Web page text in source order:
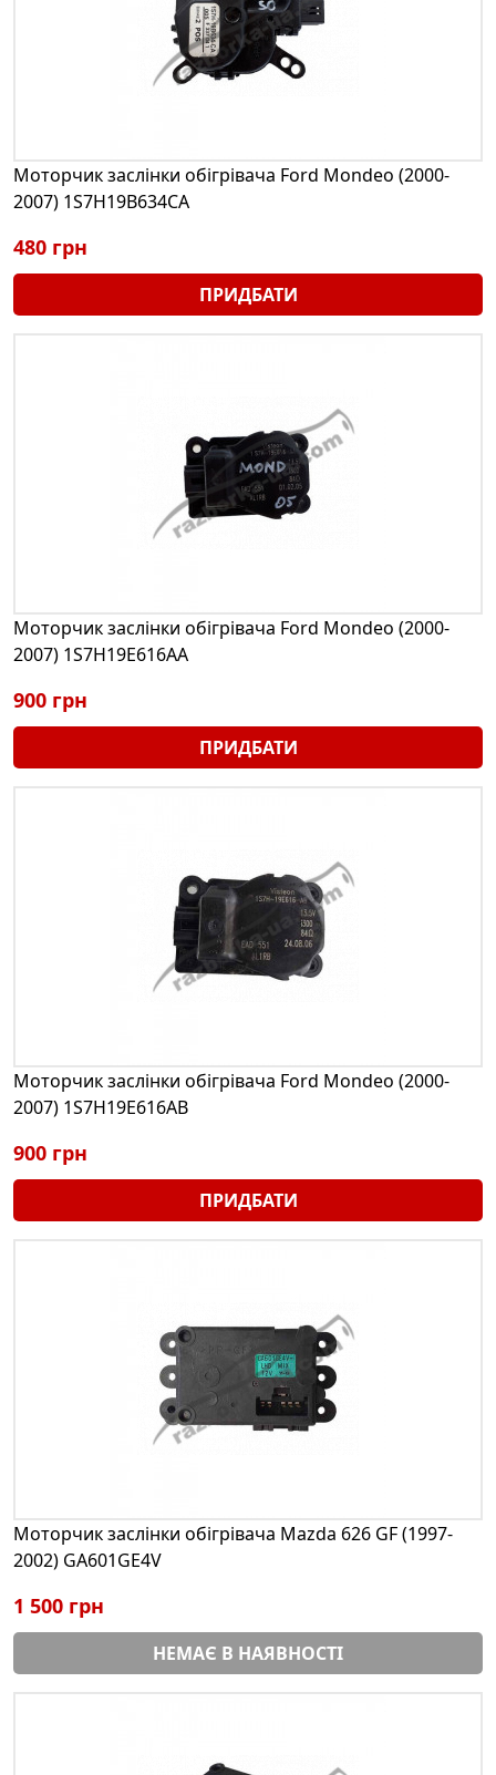
Моторчик заслінки обігрівача Ford Mondeo (2000-
2007) 1S7H19B634CA
480 грн
ПРИДБАТИ
Моторчик заслінки обігрівача Ford Mondeo (2000-
2007) 1S7H19E616AA
900 грн
ПРИДБАТИ
Моторчик заслінки обігрівача Ford Mondeo (2000-
2007) 1S7H19E616AB
900 грн
ПРИДБАТИ
Моторчик заслінки обігрівача Mazda 626 GF (1997-
2002) GA601GE4V
1 500 грн
НЕМАЄ В НАЯВНОСТІ